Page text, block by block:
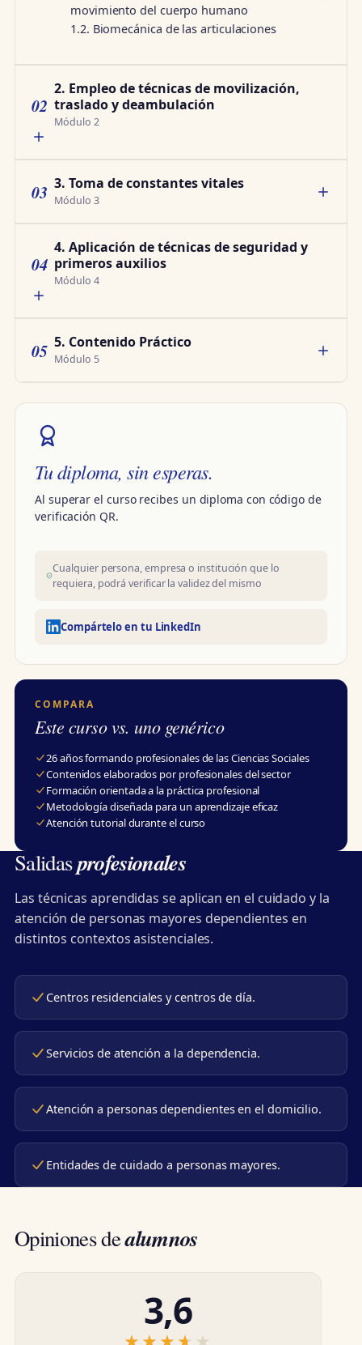
movimiento del cuerpo humano
1.2. Biomecánica de las articulaciones
02
2. Empleo de técnicas de movilización,
traslado y deambulación
Módulo 2
03 3. Toma de constantes vitales
Módulo 3
04
4. Aplicación de técnicas de seguridad y
primeros auxilios
Módulo 4
05 5. Contenido Práctico
Módulo 5
Tu diploma, sin esperas.
Al superar el curso recibes un diploma con código de
verificación QR.
Cualquier persona, empresa o institución que lo
requiera, podrá verificar la validez del mismo
Compártelo en tu LinkedIn
COMPARA
Este curso vs. uno genérico
26 años formando profesionales de las Ciencias Sociales
Contenidos elaborados por profesionales del sector
Formación orientada a la práctica profesional
Metodología diseñada para un aprendizaje eficaz
Atención tutorial durante el curso
Salidasprofesionales
Las técnicas aprendidas se aplican en el cuidado y la
atención de personas mayores dependientes en
distintos contextos asistenciales.
Centros residenciales y centros de día.
Servicios de atención a la dependencia.
Atención a personas dependientes en el domicilio.
Entidades de cuidado a personas mayores.
Opiniones dealumnos
3,6